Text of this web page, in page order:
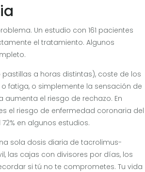
Un estudio con 161 pacientes
el tratamiento. Algunos
a horas distintas), coste de los
fatiga, o simplemente la sensación de
el riesgo de rechazo. En
el riesgo de enfermedad coronaria del
en algunos estudios.
sola dosis diaria de tacrolimus-
las cajas con divisores por días, los
si tú no te comprometes. Tu vida